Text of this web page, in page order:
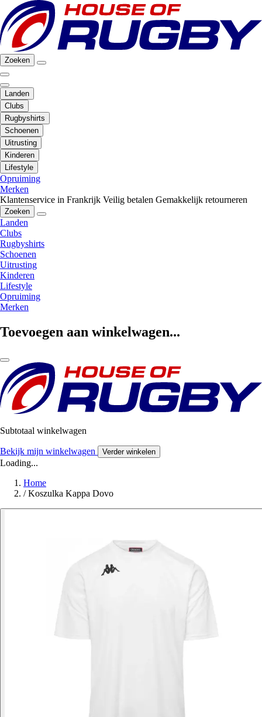
Zoeken
Landen
Clubs
Rugbyshirts
Schoenen
Uitrusting
Kinderen
Lifestyle
Opruiming
Merken
Klantenservice in Frankrijk Veilig betalen Gemakkelijk retourneren
Zoeken
Landen
Clubs
Rugbyshirts
Schoenen
Uitrusting
Kinderen
Lifestyle
Opruiming
Merken
Toevoegen aan winkelwagen...
Subtotaal winkelwagen
Bekijk mijn winkelwagen Verder winkelen
Loading...
Home
/ Koszulka Kappa Dovo